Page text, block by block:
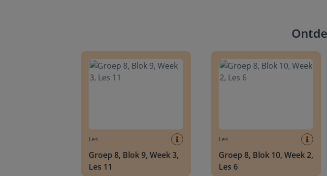
Les
Groep 8, Blok 9, Week 3,
Les 11
Les
Groep 8, Blok 10, Week 2,
Les 6